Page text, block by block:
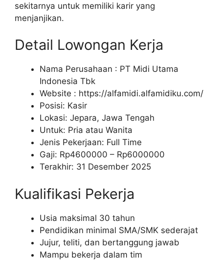
sekitarnya untuk memiliki karir yang
menjanjikan.
Detail Lowongan Kerja
Nama Perusahaan : PT Midi Utama
Indonesia Tbk
Website : https://alfamidi.alfamidiku.com/
Posisi: Kasir
Lokasi: Jepara, Jawa Tengah
Untuk: Pria atau Wanita
Jenis Pekerjaan: Full Time
Gaji: Rp4600000 – Rp6000000
Terakhir: 31 Desember 2025
Kualifikasi Pekerja
Usia maksimal 30 tahun
Pendidikan minimal SMA/SMK sederajat
Jujur, teliti, dan bertanggung jawab
Mampu bekerja dalam tim